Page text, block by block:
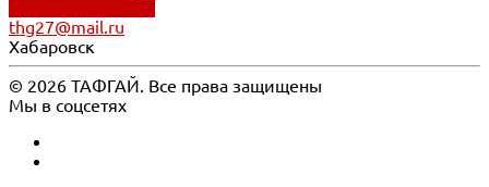
thg27@mail.ru
Хабаровск
© 2026 ТАФГАЙ. Все права защищены
Мы в соцсетях